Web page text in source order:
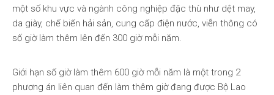
một số khu vực và ngành công nghiệp đặc thù như dệt may,
da giày, chế biến hải sản, cung cấp điện nước, viễn thông có
số giờ làm thêm lên đến 300 giờ mỗi năm.
Giới hạn số giờ làm thêm 600 giờ mỗi năm là một trong 2
phương án liên quan đến làm thêm giờ đang được Bộ Lao